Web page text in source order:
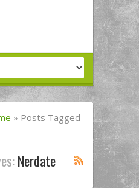
» Posts Tagged
Nerdate